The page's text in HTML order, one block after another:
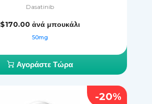
Dasatinib
$170.00 ἀνά μπουκάλι
50mg
Αγοράστε Τώρα
-20%